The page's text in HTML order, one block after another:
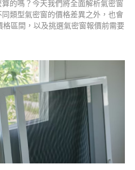
的嗎？今天我們將全面解析氣密窗
類型氣密窗的價格差異之外，也會
格區間，以及挑選氣密窗報價前需要